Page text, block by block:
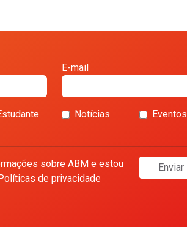
E-mail
Notícias
Eventos
sobre ABM e estou
de privacidade
Enviar